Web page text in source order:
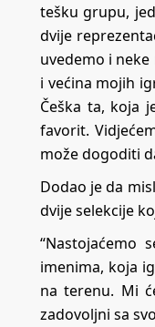
tešku grupu,
dvije
uvedemo i
i većina mojih
Češka ta, koja
favorit.
može dogoditi
Dodao je da
dvije selekcije
“Nastojaćemo
imenima, koja
na terenu. Mi
zadovoljni sa